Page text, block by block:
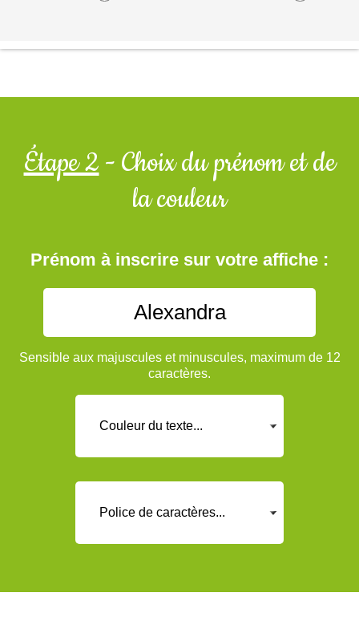
Étape 2- Choix du prénom et de
la couleur
Prénom à inscrire sur votre affiche :
Sensible aux majuscules et minuscules, maximum de 12
caractères.